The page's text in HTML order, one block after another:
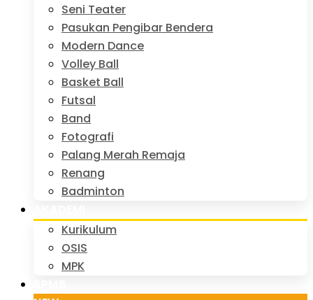
Seni Teater
Pasukan Pengibar Bendera
Modern Dance
Volley Ball
Basket Ball
Futsal
Band
Fotografi
Palang Merah Remaja
Renang
Badminton
Kurikulum
OSIS
MPK